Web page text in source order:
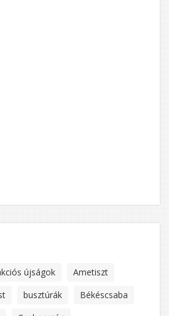
újságok
Ametiszt
busztúrák
Békéscsaba